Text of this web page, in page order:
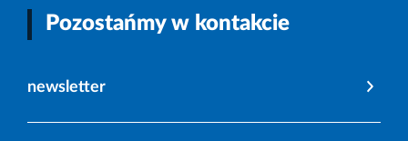
Pozostańmy w kontakcie
newsletter